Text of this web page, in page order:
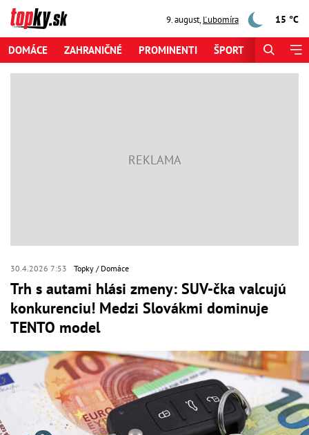
9. august,Ľubomíra 15 °C
DOMÁCE ZAHRANIČNÉ PROMINENTI ŠPORT
30.4.2026 7:53 Topky Domáce
Trh s autami hlási zmeny: SUV-čka valcujú
konkurenciu! Medzi Slovákmi dominuje
TENTO model